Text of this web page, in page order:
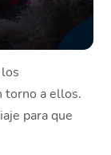
torno a ellos.
para que